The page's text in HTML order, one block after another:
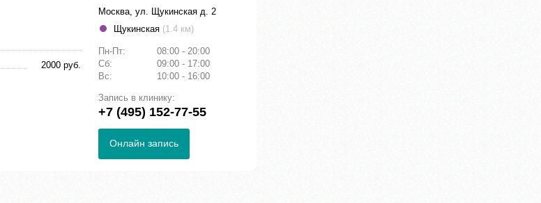
2000 руб.
Москва, ул. Щукинская д. 2
Щукинская (1.4 км)
Пн-Пт:
08:00 - 20:00
Сб:
09:00 - 17:00
Вс:
10:00 - 16:00
Запись в клинику:
+7 (495) 152-77-55
Онлайн запись